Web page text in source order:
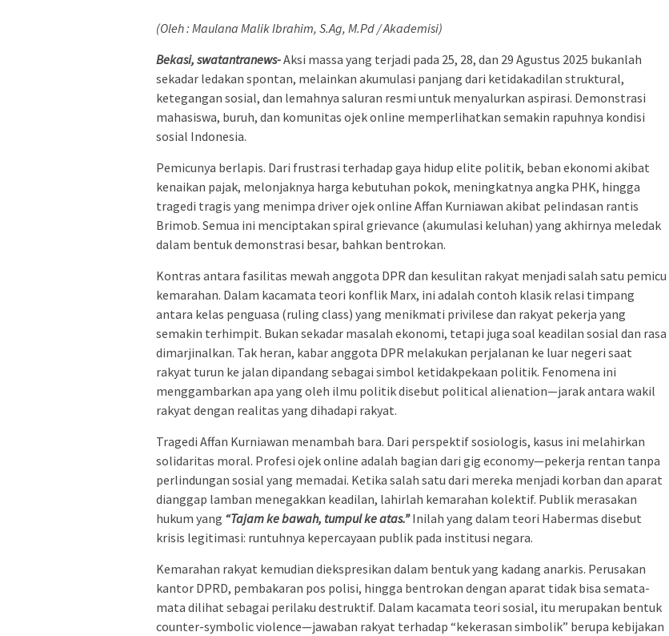
(Oleh : Maulana Malik Ibrahim, S.Ag, M.Pd / Akademisi)
Bekasi, swatantranews-Aksi massa yang terjadi pada 25, 28, dan 29 Agustus 2025 bukanlah
sekadar ledakan spontan, melainkan akumulasi panjang dari ketidakadilan struktural,
ketegangan sosial, dan lemahnya saluran resmi untuk menyalurkan aspirasi. Demonstrasi
mahasiswa, buruh, dan komunitas ojek online memperlihatkan semakin rapuhnya kondisi
sosial Indonesia.
Pemicunya berlapis. Dari frustrasi terhadap gaya hidup elite politik, beban ekonomi akibat
kenaikan pajak, melonjaknya harga kebutuhan pokok, meningkatnya angka PHK, hingga
tragedi tragis yang menimpa driver ojek online Affan Kurniawan akibat pelindasan rantis
Brimob. Semua ini menciptakan spiral grievance (akumulasi keluhan) yang akhirnya meledak
dalam bentuk demonstrasi besar, bahkan bentrokan.
Kontras antara fasilitas mewah anggota DPR dan kesulitan rakyat menjadi salah satu pemicu
kemarahan. Dalam kacamata teori konflik Marx, ini adalah contoh klasik relasi timpang
antara kelas penguasa (ruling class) yang menikmati privilese dan rakyat pekerja yang
semakin terhimpit. Bukan sekadar masalah ekonomi, tetapi juga soal keadilan sosial dan rasa
dimarjinalkan. Tak heran, kabar anggota DPR melakukan perjalanan ke luar negeri saat
rakyat turun ke jalan dipandang sebagai simbol ketidakpekaan politik. Fenomena ini
menggambarkan apa yang oleh ilmu politik disebut political alienation—jarak antara wakil
rakyat dengan realitas yang dihadapi rakyat.
Tragedi Affan Kurniawan menambah bara. Dari perspektif sosiologis, kasus ini melahirkan
solidaritas moral. Profesi ojek online adalah bagian dari gig economy—pekerja rentan tanpa
perlindungan sosial yang memadai. Ketika salah satu dari mereka menjadi korban dan aparat
dianggap lamban menegakkan keadilan, lahirlah kemarahan kolektif. Publik merasakan
hukum yang “Tajam ke bawah, tumpul ke atas.”Inilah yang dalam teori Habermas disebut
krisis legitimasi: runtuhnya kepercayaan publik pada institusi negara.
Kemarahan rakyat kemudian diekspresikan dalam bentuk yang kadang anarkis. Perusakan
kantor DPRD, pembakaran pos polisi, hingga bentrokan dengan aparat tidak bisa semata-
mata dilihat sebagai perilaku destruktif. Dalam kacamata teori sosial, itu merupakan bentuk
counter-symbolic violence—jawaban rakyat terhadap “kekerasan simbolik” berupa kebijakan